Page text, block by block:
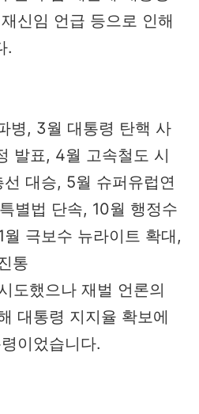
신임 언급 등으로 인해
.
병, 3월 대통령 탄핵 사
발표, 4월 고속철도 시
대승, 5월 슈퍼유럽연
별법 단속, 10월 행정수
극보수 뉴라이트 확대,
통
도했으나 재벌 언론의
대통령 지지율 확보에
이었습니다.